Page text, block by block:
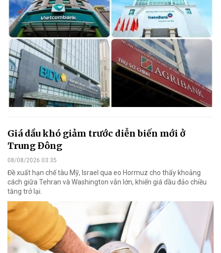
Giá dầu khó giảm trước diễn biến mới ở
Trung Đông
08/08/2026 03:35
Đề xuất hạn chế tàu Mỹ, Israel qua eo Hormuz cho thấy khoảng
cách giữa Tehran và Washington vẫn lớn, khiến giá dầu đảo chiều
tăng trở lại.